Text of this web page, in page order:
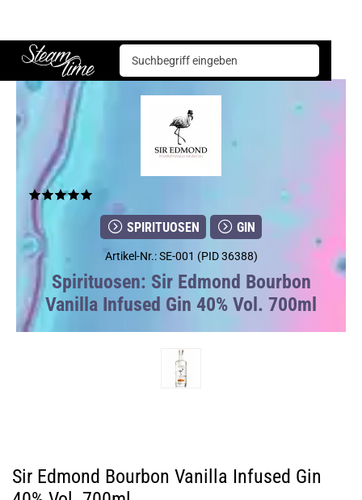
Steam time
Spirituosen Sir Edmond Bourbon Vanilla Infused Gin 40% Vol. 700ml
SPIRITUOSEN GIN
Artikel-Nr.: SE-001 (PID 36388)
Spirituosen: Sir Edmond Bourbon
Vanilla Infused Gin 40% Vol. 700ml
Sir Edmond Bourbon Vanilla Infused Gin